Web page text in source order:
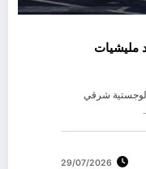
مليشيات
شرقي
29/07/2026